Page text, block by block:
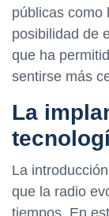
públicas como
posibilidad de
que ha
sentirse más
La
La
que la radio